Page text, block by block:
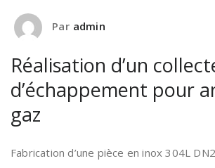
Par admin
Réalisation d’un
d’échappement pour
gaz
Fabrication d’une pièce en inox 304L